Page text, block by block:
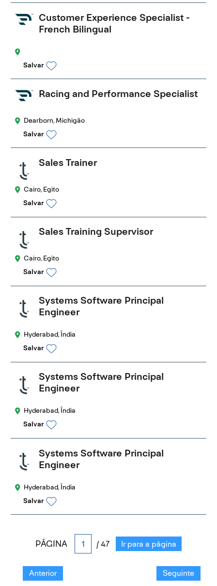
Customer Experience Specialist -
French Bilingual
Salvar
Racing and Performance Specialist
Dearborn, Michigão
Salvar
Sales Trainer
Cairo, Egito
Salvar
Sales Training Supervisor
Cairo, Egito
Salvar
Systems Software Principal
Engineer
Hyderabad, Índia
Salvar
Systems Software Principal
Engineer
Hyderabad, Índia
Salvar
Systems Software Principal
Engineer
Hyderabad, Índia
Salvar
PÁGINA / 47 Ir para a página
Anterior Seguinte